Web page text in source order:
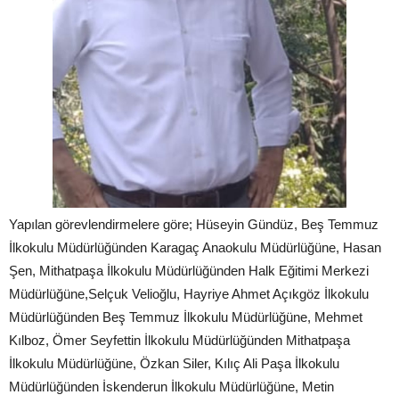
Yapılan görevlendirmelere göre; Hüseyin Gündüz, Beş Temmuz
İlkokulu Müdürlüğünden Karagaç Anaokulu Müdürlüğüne, Hasan
Şen, Mithatpaşa İlkokulu Müdürlüğünden Halk Eğitimi Merkezi
Müdürlüğüne,Selçuk Velioğlu, Hayriye Ahmet Açıkgöz İlkokulu
Müdürlüğünden Beş Temmuz İlkokulu Müdürlüğüne, Mehmet
Kılboz, Ömer Seyfettin İlkokulu Müdürlüğünden Mithatpaşa
İlkokulu Müdürlüğüne, Özkan Siler, Kılıç Ali Paşa İlkokulu
Müdürlüğünden İskenderun İlkokulu Müdürlüğüne, Metin